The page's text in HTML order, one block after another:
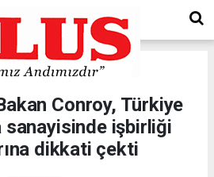
Conroy, Türkiye
sanayisinde işbirliği
dikkati çekti